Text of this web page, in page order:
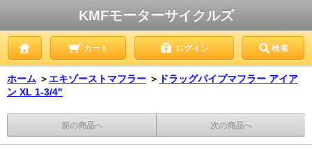
KMFモーターサイクルズ
カート ログイン 検索
ホーム ＞ エキゾーストマフラー ＞ ドラッグパイプマフラー アイア
ン XL 1-3/4"
前の商品へ 次の商品へ